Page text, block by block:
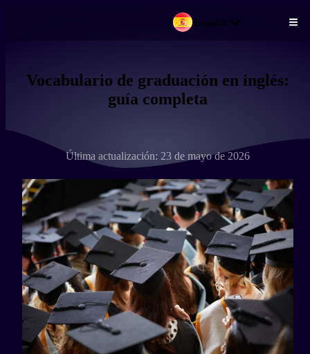
Español
Vocabulario de graduación en inglés:
guía completa
Última actualización: 23 de mayo de 2026